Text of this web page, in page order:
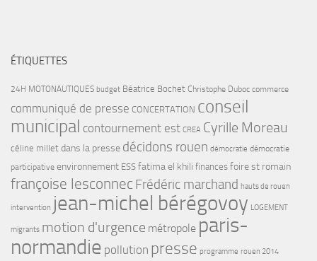
ÉTIQUETTES
24H MOTONAUTIQUES budget Béatrice Bochet Christophe Duboc commerce
communiqué de presse CONCERTATION conseil
municipal contournement est CREA Cyrille Moreau
céline millet dans la presse décidons rouen démocratie démocratie
participative environnement ESS fatima el khili finances foire st romain
françoise lesconnecFrédéric marchand hauts de rouen
intervention jean-michel bérégovoy LOGEMENT
migrants motion d'urgence métropole paris-
normandie pollution presse programme rouen 2014